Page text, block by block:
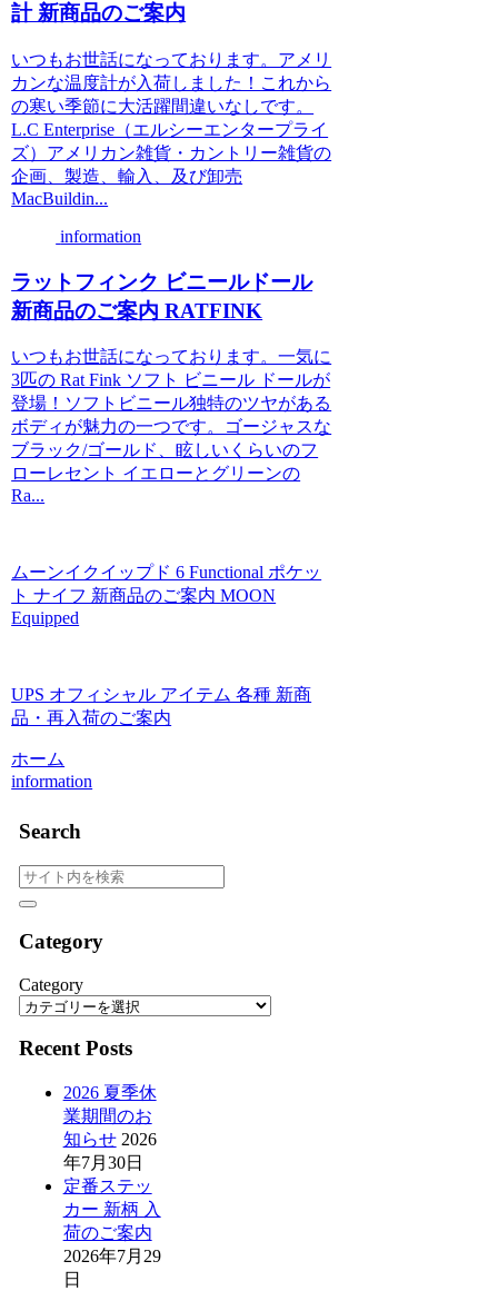
計 新商品のご案内
いつもお世話になっております。アメリ
カンな温度計が入荷しました！これから
の寒い季節に大活躍間違いなしです。
L.C Enterprise（エルシーエンタープライ
ズ）アメリカン雑貨・カントリー雑貨の
企画、製造、輸入、及び卸売
MacBuildin...
information
ラットフィンク ビニールドール
新商品のご案内 RATFINK
いつもお世話になっております。一気に
3匹の Rat Fink ソフト ビニール ドールが
登場！ソフトビニール独特のツヤがある
ボディが魅力の一つです。ゴージャスな
ブラック/ゴールド、眩しいくらいのフ
ローレセント イエローとグリーンの
Ra...
ムーンイクイップド 6 Functional ポケッ
ト ナイフ 新商品のご案内 MOON
Equipped
UPS オフィシャル アイテム 各種 新商
品・再入荷のご案内
ホーム
information
Search
Category
Category
Recent Posts
2026 夏季休
業期間のお
知らせ 2026
年7月30日
定番ステッ
カー 新柄 入
荷のご案内
2026年7月29
日